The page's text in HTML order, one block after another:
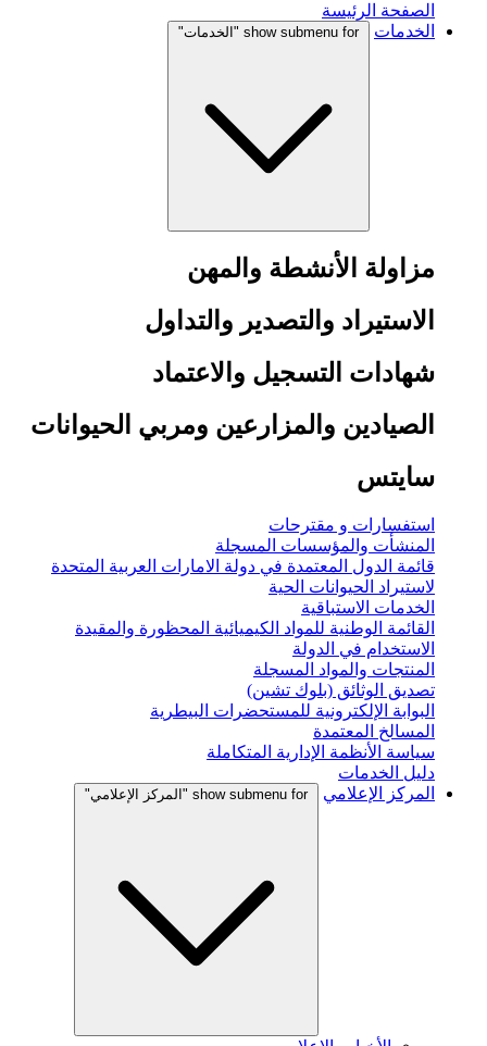
الصفحة الرئيسة
الخدمات
show submenu for "الخدمات"
مزاولة الأنشطة والمهن
الاستيراد والتصدير والتداول
شهادات التسجيل والاعتماد
الصيادين والمزارعين ومربي الحيوانات
سايتس
استفسارات و مقترحات
المنشأت والمؤسسات المسجلة
قائمة الدول المعتمدة في دولة الامارات العربية المتحدة
لاستيراد الحيوانات الحية
الخدمات الاستباقية
القائمة الوطنية للمواد الكيميائية المحظورة والمقيدة
الاستخدام في الدولة
المنتجات والمواد المسجلة
تصديق الوثائق (بلوك تشين)
البوابة الإلكترونية للمستحضرات البيطرية
المسالخ المعتمدة
سياسة الأنظمة الإدارية المتكاملة
دليل الخدمات
المركز الإعلامي
show submenu for "المركز الإعلامي"